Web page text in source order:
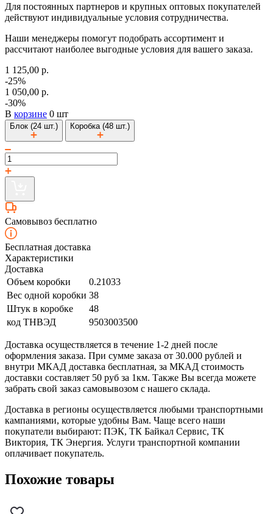
Для постоянных партнеров и крупных оптовых покупателей
действуют индивидуальные условия сотрудничества.
Наши менеджеры помогут подобрать ассортимент и
рассчитают наиболее выгодные условия для вашего заказа.
1 125,00 р.
-25%
1 050,00 р.
-30%
В корзине 0 шт
Блок (24 шт.) Коробка (48 шт.)
Самовывоз бесплатно
Бесплатная доставка
Характеристики
Доставка
Объем коробки
0.21033
Вес одной коробки 38
Штук в коробке
48
код ТНВЭД
9503003500
Доставка осуществляется в течение 1-2 дней после
оформления заказа. При сумме заказа от 30.000 рублей и
внутри МКАД доставка бесплатная, за МКАД стоимость
доставки составляет 50 руб за 1км. Также Вы всегда можете
забрать свой заказ самовывозом с нашего склада.
Доставка в регионы осуществляется любыми транспортными
кампаниями, которые удобны Вам. Чаще всего наши
покупатели выбирают: ПЭК, ТК Байкал Сервис, ТК
Виктория, ТК Энергия. Услуги транспортной компании
оплачивает покупатель.
Похожие товары